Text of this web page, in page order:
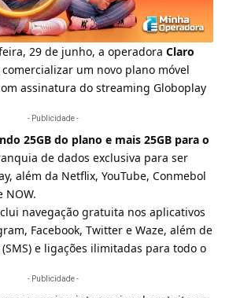
29 de junho, a operadora Claro
um novo plano móvel
assinatura do streaming Globoplay
- Publicidade -
25GB do plano e mais 25GB para o
de dados exclusiva para ser
além da Netflix, YouTube, Conmebol
NOW.
navegação gratuita nos aplicativos
Facebook, Twitter e Waze, além de
e ligações ilimitadas para todo o
- Publicidade -